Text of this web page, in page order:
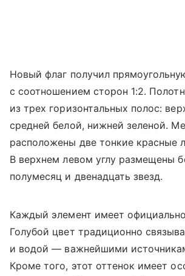
Новый флаг получил
с соотношением сторон 1:2.
из трех горизонтальных полос:
средней белой, нижней зеленой.
расположены две тонкие красные
В верхнем левом углу размещены
полумесяц и двенадцать звезд.
Каждый элемент имеет
Голубой цвет традиционно
и водой — важнейшими
Кроме того, этот оттенок имеет